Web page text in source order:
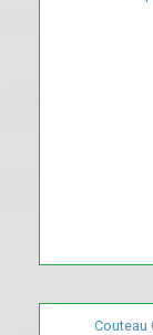
Couteau